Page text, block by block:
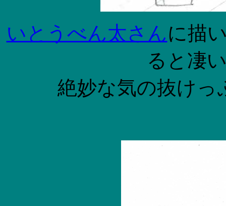
いとうべん太さんに描
ると凄
絶妙な気の抜けっ